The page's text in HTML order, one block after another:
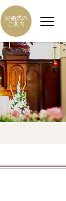
結婚式の
ご案内